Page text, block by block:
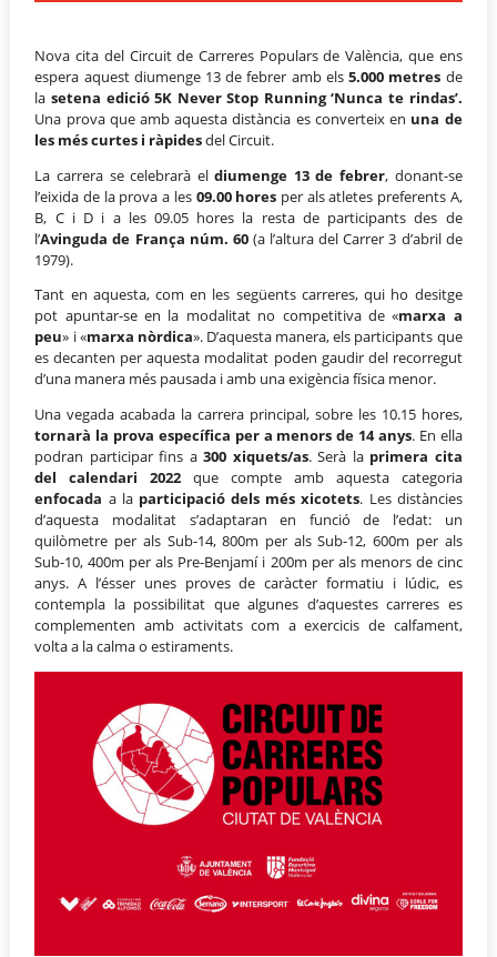
Nova cita del Circuit de Carreres Populars de València, que ens
espera aquest diumenge 13 de febrer amb els5.000 metres de
la setena edició 5K Never Stop Running ‘Nunca te rindas’.
Una prova que amb aquesta distància es converteix en una de
les més curtes i ràpidesdel Circuit.
La carrera se celebrarà eldiumenge 13 de febrer, donant-se
l’eixida de la prova a les 09.00 hores per als atletes preferents A,
B, C i D i a les 09.05 hores la resta de participants des de
l’Avinguda de França núm. 60(a l’altura del Carrer 3 d’abril de
1979).
Tant en aquesta, com en les següents carreres, qui ho desitge
pot apuntar-se en la modalitat no competitiva de «marxa a
peu» i «marxa nòrdica». D’aquesta manera, els participants que
es decanten per aquesta modalitat poden gaudir del recorregut
d’una manera més pausada i amb una exigència física menor.
Una vegada acabada la carrera principal, sobre les 10.15 hores,
tornarà la prova específica per a menors de 14 anys. En ella
podran participar fins a300 xiquets/as. Serà la primera cita
del calendari 2022 que compte amb aquesta categoria
enfocada a la participació dels més xicotets. Les distàncies
d’aquesta modalitat s’adaptaran en funció de l’edat: un
quilòmetre per als Sub-14, 800m per als Sub-12, 600m per als
Sub-10, 400m per als Pre-Benjamí i 200m per als menors de cinc
anys. A l’ésser unes proves de caràcter formatiu i lúdic, es
contempla la possibilitat que algunes d’aquestes carreres es
complementen amb activitats com a exercicis de calfament,
volta a la calma o estiraments.